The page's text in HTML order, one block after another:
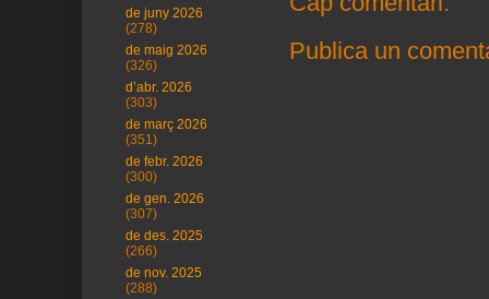
Publica un
de juny 2026
(278)
de maig 2026
(326)
d’abr. 2026
(303)
de març 2026
(351)
de febr. 2026
(300)
de gen. 2026
(307)
de des. 2025
(266)
de nov. 2025
(288)